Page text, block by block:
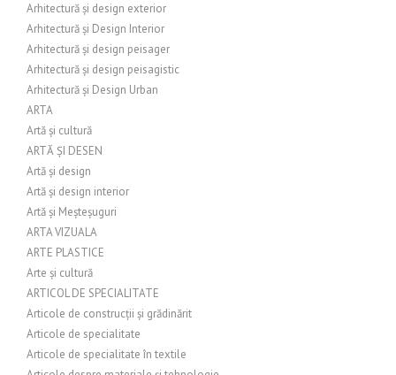
Arhitectură și design exterior
Arhitectură și Design Interior
Arhitectură și design peisager
Arhitectură și design peisagistic
Arhitectură și Design Urban
ARTA
Artă și cultură
ARTĂ ȘI DESEN
Artă și design
Artă și design interior
Artă și Meșteșuguri
ARTA VIZUALA
ARTE PLASTICE
Arte și cultură
ARTICOL DE SPECIALITATE
Articole de construcții și grădinărit
Articole de specialitate
Articole de specialitate în textile